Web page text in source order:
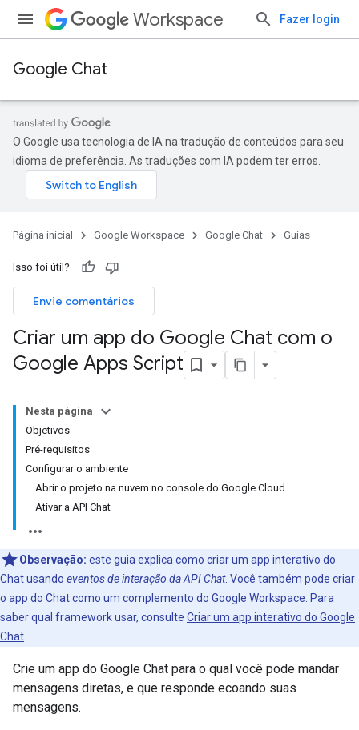
Workspace Fazer login
Google Chat
O Google usa tecnologia de IA na tradução de conteúdos para seu
idioma de preferência. As traduções com IA podem ter erros.
Página inicial Google Workspace Google Chat Guias
Isso foi útil?
Envie comentários
Criar um app do Google Chat com o
Google Apps Script
Nesta página
Objetivos
Pré-requisitos
Configurar o ambiente
Abrir o projeto na nuvem no console do Google Cloud
Ativar a API Chat
Observação: este guia explica como criar um app interativo do
Chat usando eventos de interação da API Chat. Você também pode criar
o app do Chat como um complemento do Google Workspace. Para
saber qual framework usar, consulte Criar um app interativo do Google
Chat
Crie um app do Google Chat para o qual você pode mandar
mensagens diretas, e que responde ecoando suas
mensagens.